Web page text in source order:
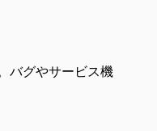
バグやサービス機